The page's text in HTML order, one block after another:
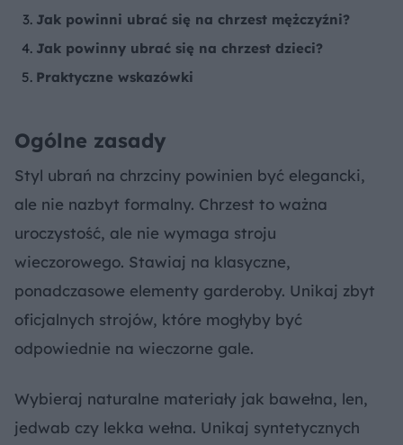
Jak powinni ubrać się na chrzest mężczyźni?
Jak powinny ubrać się na chrzest dzieci?
Praktyczne wskazówki
Ogólne zasady
Styl ubrań na chrzciny powinien być elegancki,
ale nie nazbyt formalny. Chrzest to ważna
uroczystość, ale nie wymaga stroju
wieczorowego. Stawiaj na klasyczne,
ponadczasowe elementy garderoby. Unikaj zbyt
oficjalnych strojów, które mogłyby być
odpowiednie na wieczorne gale.
Wybieraj naturalne materiały jak bawełna, len,
jedwab czy lekka wełna. Unikaj syntetycznych